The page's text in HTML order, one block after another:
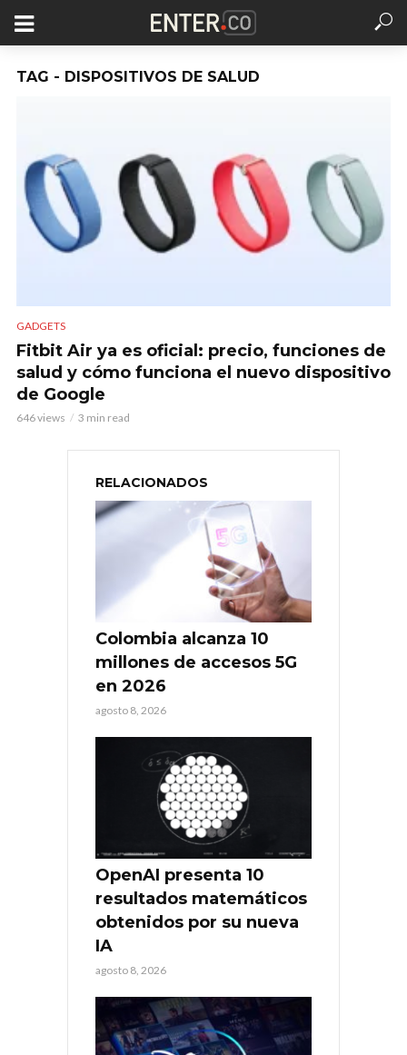
TAG - DISPOSITIVOS DE SALUD
GADGETS
Fitbit Air ya es oficial: precio, funciones de
salud y cómo funciona el nuevo dispositivo
de Google
646 views 3 min read
RELACIONADOS
Colombia alcanza 10
millones de accesos 5G
en 2026
agosto 8, 2026
OpenAI presenta 10
resultados matemáticos
obtenidos por su nueva
IA
agosto 8, 2026